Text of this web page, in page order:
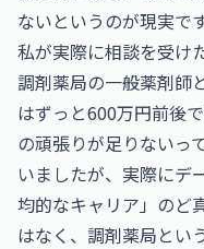
ないというのが現実です
私が実際に相談を受け
調剤薬局の一般薬剤師
はずっと600万円前後
の頑張りが足りないっ
いましたが、実際にデ
均的なキャリア」のど
はなく、調剤薬局とい